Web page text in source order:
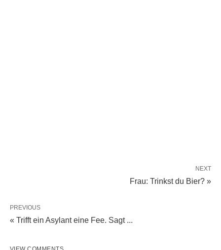
NEXT
Frau: Trinkst du Bier? »
PREVIOUS
« Trifft ein Asylant eine Fee. Sagt ...